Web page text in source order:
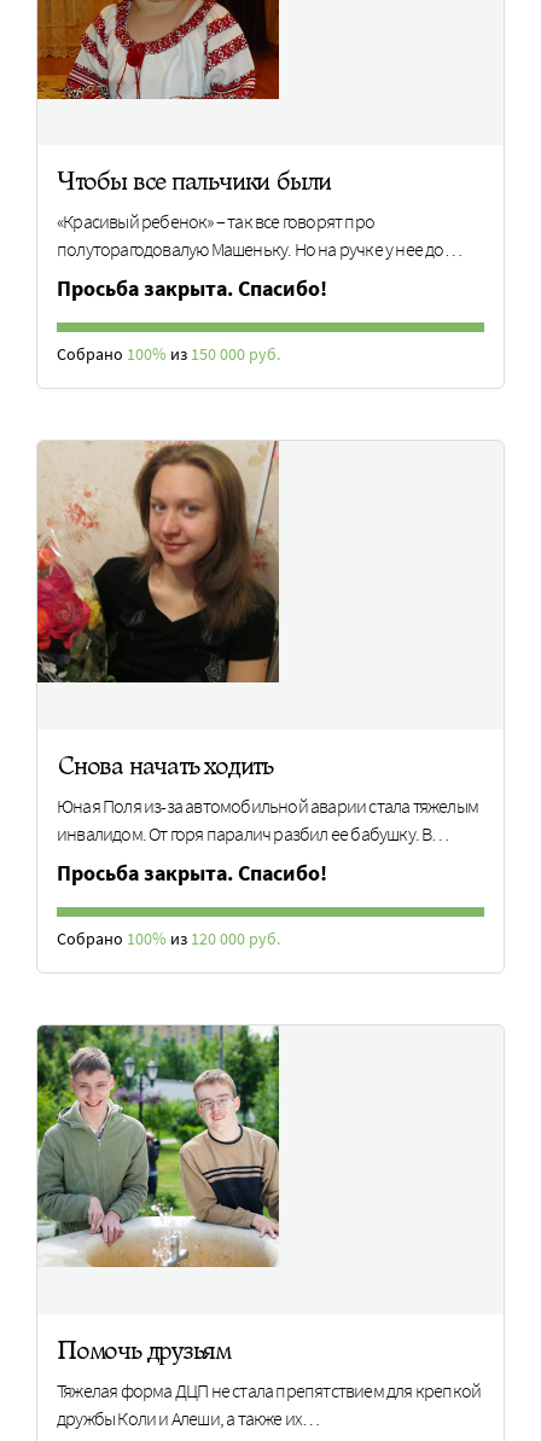
Чтобы все пальчики были
«Красивый ребенок» – так все говорят про
полуторагодовалую Машеньку. Но на ручке у нее до…
Просьба закрыта. Спасибо!
Собрано 100% из 150 000 руб.
Снова начать ходить
Юная Поля из-за автомобильной аварии стала тяжелым
инвалидом. От горя паралич разбил ее бабушку. В…
Просьба закрыта. Спасибо!
Собрано 100% из 120 000 руб.
Помочь друзьям
Тяжелая форма ДЦП не стала препятствием для крепкой
дружбы Коли и Алеши, а также их…